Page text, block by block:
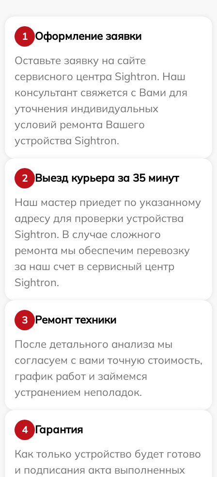
1
Оформление заявки
Оставьте заявку на сайте
сервисного центра Sightron. Наш
консультант свяжется с Вами для
уточнения индивидуальных
условий ремонта Вашего
устройства Sightron.
2
Выезд курьера за 35 минут
Наш мастер приедет по указанному
адресу для проверки устройства
Sightron. В случае сложного
ремонта мы обеспечим перевозку
за наш счет в сервисный центр
Sightron.
3
Ремонт техники
После детального анализа мы
согласуем с вами точную стоимость,
график работ и займемся
устранением неполадок.
4
Гарантия
Как только устройство будет готово
и подписания акта выполненных